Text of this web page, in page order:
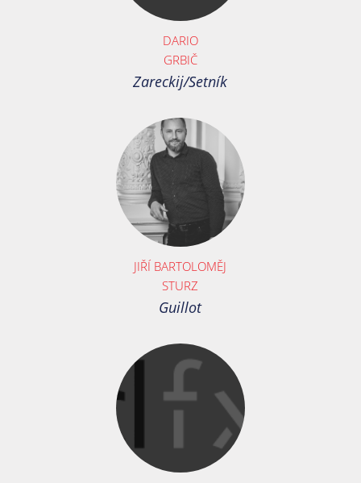
DARIO
GRBIČ
Zareckij/Setník
JIŘÍ BARTOLOMĚJ
STURZ
Guillot